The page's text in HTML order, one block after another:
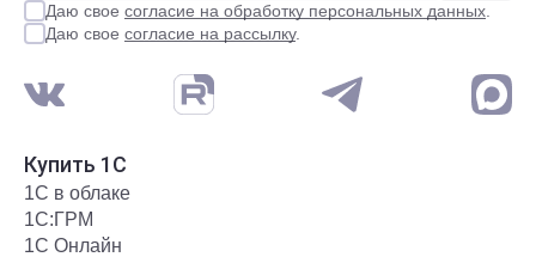
Даю свое согласие на обработку персональных данных
Даю свое согласие на рассылку.
Купить 1С
1С в облаке
1С:ГРМ
1С Онлайн